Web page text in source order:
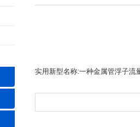
实用新型名称:一种金属管浮子流